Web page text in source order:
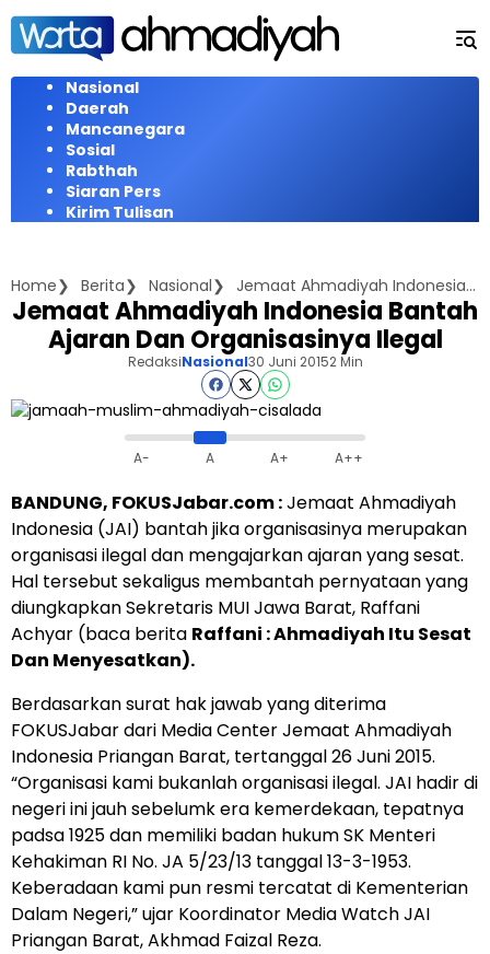
Langsung
konten
Nasional
Daerah
Mancanegara
Sosial
Rabthah
Siaran Pers
Kirim Tulisan
Home Berita Nasional Jemaat Ahmadiyah Indonesia Bantah Ajaran Dan Organisasinya Ilegal
Jemaat Ahmadiyah Indonesia Bantah
Ajaran Dan Organisasinya Ilegal
RedaksiNasional30 Juni 20152 Min
A- A A+ A++
BANDUNG, FOKUSJabar.com:Jemaat Ahmadiyah
Indonesia (JAI) bantah jika organisasinya merupakan
organisasi ilegal dan mengajarkan ajaran yang sesat.
Hal tersebut sekaligus membantah pernyataan yang
diungkapkan Sekretaris MUI Jawa Barat, Raffani
Achyar (baca berita Raffani : Ahmadiyah Itu Sesat
Dan Menyesatkan).
Berdasarkan surat hak jawab yang diterima
FOKUSJabar dari Media Center Jemaat Ahmadiyah
Indonesia Priangan Barat, tertanggal 26 Juni 2015.
“Organisasi kami bukanlah organisasi ilegal. JAI hadir di
negeri ini jauh sebelumk era kemerdekaan, tepatnya
padsa 1925 dan memiliki badan hukum SK Menteri
Kehakiman RI No. JA 5/23/13 tanggal 13-3-1953.
Keberadaan kami pun resmi tercatat di Kementerian
Dalam Negeri,” ujar Koordinator Media Watch JAI
Priangan Barat, Akhmad Faizal Reza.